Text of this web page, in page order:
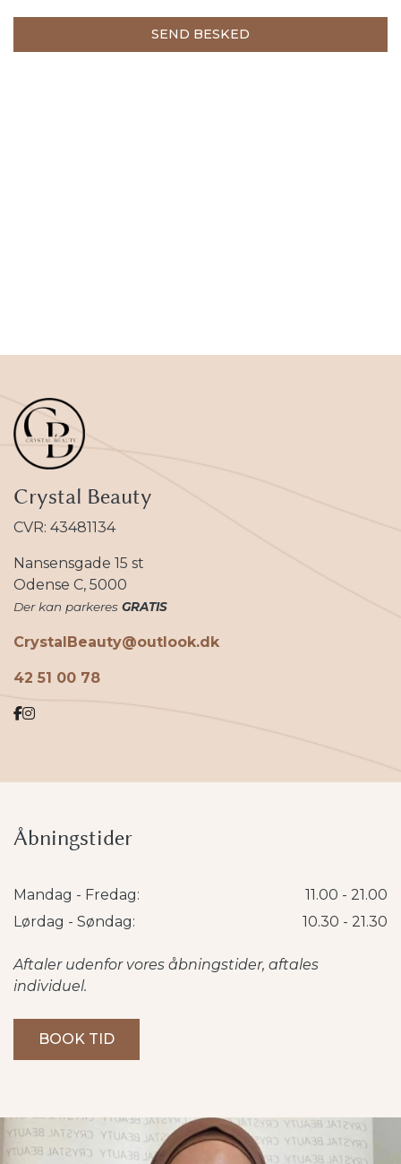
Crystal Beauty
CVR: 43481134
Nansensgade 15 st
Odense C, 5000
Der kan parkeres GRATIS
CrystalBeauty@outlook.dk
42 51 00 78
Åbningstider
Mandag - Fredag:
11.00 - 21.00
Lørdag - Søndag:
10.30 - 21.30
Aftaler udenfor vores åbningstider, aftales
individuel.
BOOK TID